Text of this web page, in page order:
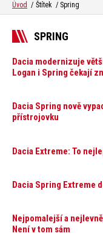
Úvod Štítek Spring
SPRING
Dacia modernizuje
Logan i Spring čekají
Dacia Spring nově
přístrojovku
Dacia Extreme: To
Dacia Spring Extreme
Nejpomalejší a
Není v tom sám